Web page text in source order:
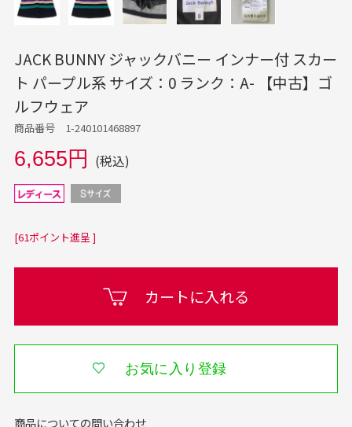
JACK BUNNY ジャックバニー インナー付 スカー
ト パープル系 サイズ：0 ランク：A- 【中古】ゴ
ルフウェア
商品番号 1-240101468897
6,655円 (税込)
[61ポイント進呈 ]
カートに入れる
お気に入り登録